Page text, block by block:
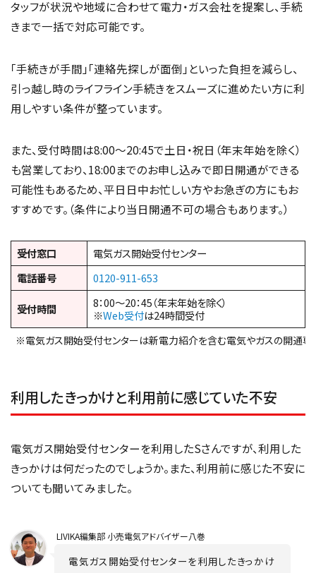
タッフが状況や地域に合わせて電力・ガス会社を提案し、手続
きまで一括で対応可能です。
「手続きが手間」「連絡先探しが面倒」といった負担を減らし、
引っ越し時のライフライン手続きをスムーズに進めたい方に利
用しやすい条件が整っています。
また、受付時間は8:00～20:45で土日・祝日（年末年始を除く）
も営業しており、18:00までのお申し込みで即日開通ができる
可能性もあるため、平日日中お忙しい方やお急ぎの方にもお
すすめです。（条件により当日開通不可の場合もあります。）
受付窓口
電気ガス開始受付センター
電話番号
0120-911-653
受付時間
8：00～20：45（年末年始を除く）
※Web受付は24時間受付
※電気ガス開始受付センターは新電力紹介を含む電気やガスの開通専
利用したきっかけと利用前に感じていた不安
電気ガス開始受付センターを利用したSさんですが、利用した
きっかけは何だったのでしょうか。また、利用前に感じた不安に
ついても聞いてみました。
LIVIKA編集部 小売電気アドバイザー八巻
電気ガス開始受付センターを利用したきっかけ